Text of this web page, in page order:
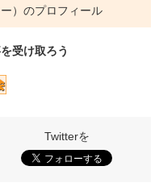
）のプロフィール
を受け取ろう